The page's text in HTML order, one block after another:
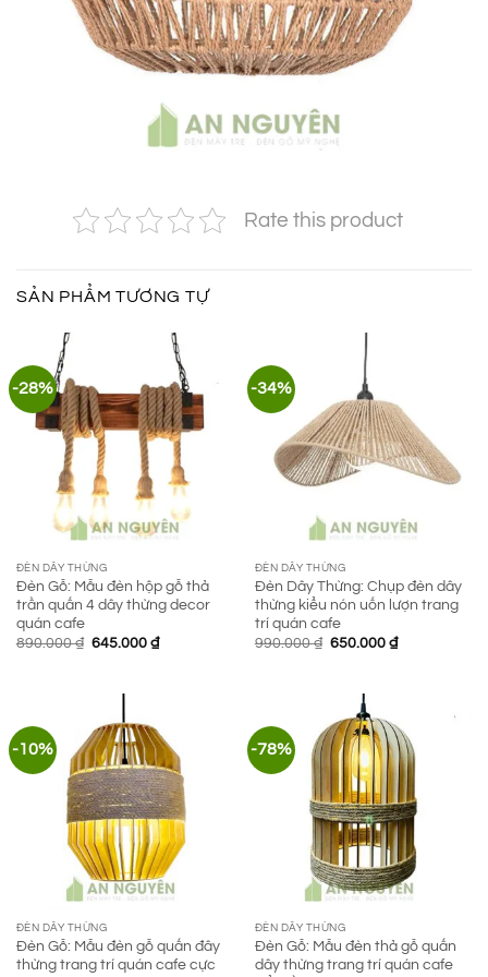
Rate this product
SẢN PHẨM TƯƠNG TỰ
-28%
ĐÈN DÂY THỪNG
Đèn Gỗ: Mẫu đèn hộp gỗ thả
trần quấn 4 dây thừng decor
quán cafe
890.000₫ Giá
645.000 ₫Giá
-34%
ĐÈN DÂY THỪNG
Đèn Dây Thừng: Chụp đèn dây
thừng kiểu nón uốn lượn trang
trí quán cafe
990.000₫ Giá
650.000 ₫Giá
-10%
ĐÈN DÂY THỪNG
Đèn Gỗ: Mẫu đèn gỗ quấn đây
thừng trang trí quán cafe cực
-78%
ĐÈN DÂY THỪNG
Đèn Gỗ: Mẫu đèn thả gỗ quấn
dây thừng trang trí quán cafe